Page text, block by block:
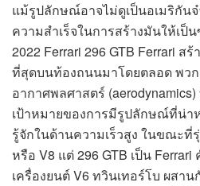
แม้รูปลักษณ์อาจไม่ดูเป็นอเมริกัน
ความสำเร็จในการสร้างมันให้เป็
2022 Ferrari 296 GTB Ferrari ส
ที่สุดบนท้องถนนมาโดยตลอด พวก
อากาศพลศาสตร์
เป้าหมายของการมีรูปลักษณ์ที่น่า
รู้จักในด้านความเร็วสูง ในขณะที่
หรือ V8 แต่ 296 GTB เป็น
เครื่องยนต์ V6 ทวินเทอร์โบ ผสา